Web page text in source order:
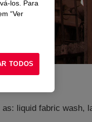
liquid fabric wash,
los. Para
“Ver
TODOS